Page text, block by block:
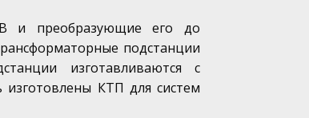
и преобразующие его до
подстанции
изготавливаются с
изготовлены КТП для систем